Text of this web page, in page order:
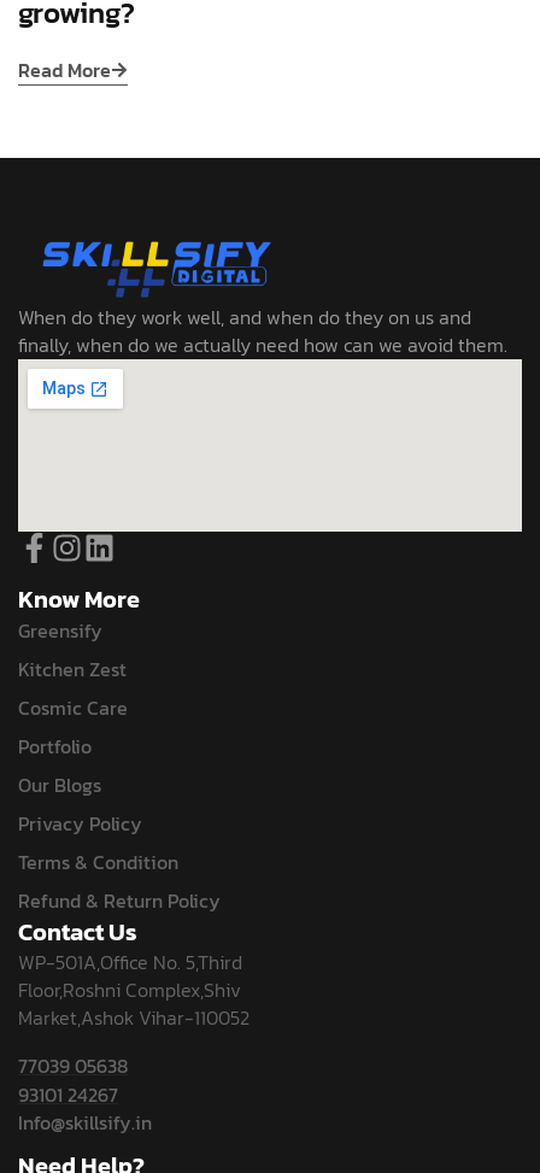
growing?
Read More
When do they work well, and when do they on us and
finally, when do we actually need how can we avoid them.
Know More
Greensify
Kitchen Zest
Cosmic Care
Portfolio
Our Blogs
Privacy Policy
Terms & Condition
Refund & Return Policy
Contact Us
WP-501A,Office No. 5,Third
Floor,Roshni Complex,Shiv
Market,Ashok Vihar-110052
77039 05638
93101 24267
Info@skillsify.in
Need Help?